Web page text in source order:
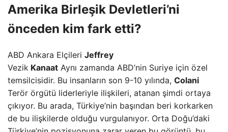
Amerika Birleşik Devletleri’ni
önceden kim fark etti?
ABD Ankara Elçileri Jeffrey
Vezik Kanaat Aynı zamanda ABD’nin Suriye için özel
temsilcisidir. Bu insanların son 9-10 yılında, Colani
Terör örgütü liderleriyle ilişkileri, atanan şimdi ortaya
çıkıyor. Bu arada, Türkiye’nin başından beri korkarken
de bu ilişkilerde olduğu vurgulanıyor. Orta Doğu’daki